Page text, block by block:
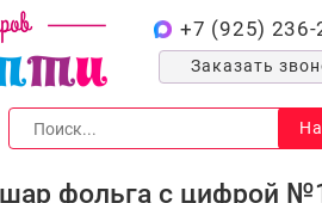
+7 (925) 236-
Заказать
фольга с цифрой